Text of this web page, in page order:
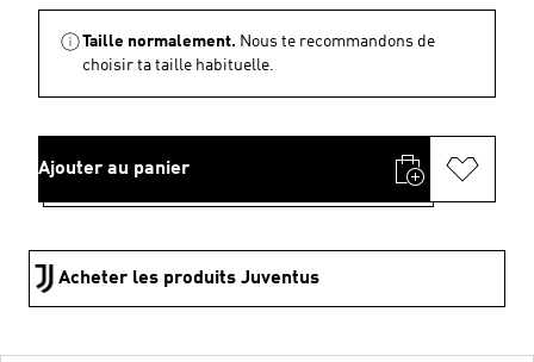
Taille normalement. Nous te recommandons de
choisir ta taille habituelle.
Ajouter au panier
Acheter les produits Juventus